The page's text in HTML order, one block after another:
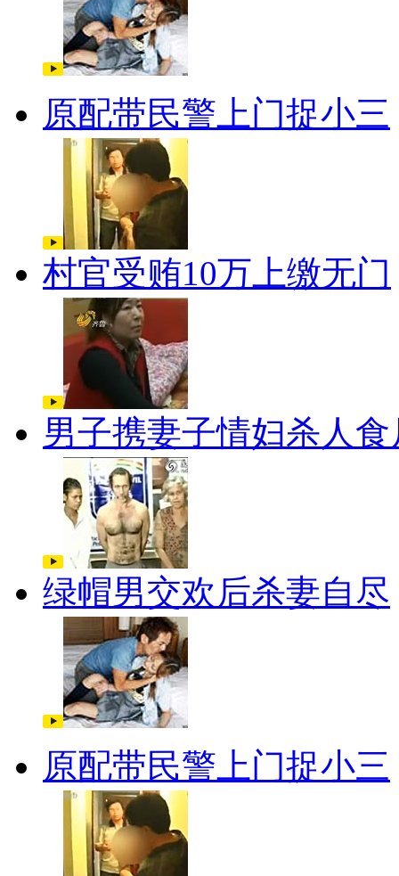
原配带民警上门捉小三
村官受贿10万上缴无门
男子携妻子情妇杀人食
绿帽男交欢后杀妻自尽
原配带民警上门捉小三